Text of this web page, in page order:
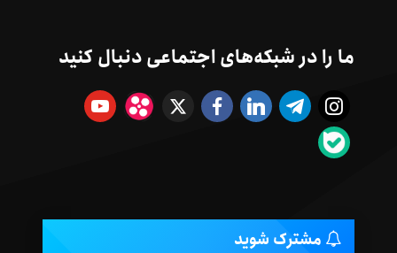
ما را در شبکه‌های اجتماعی دنبال کنید
مشترک شوید